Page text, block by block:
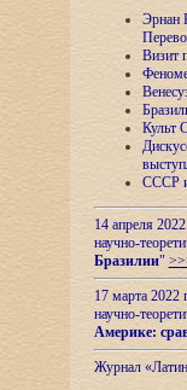
Эрнан
Визит
Культ
СССР и
14 апреля
научно-
Бразилии"
17 марта 2022
научно-
Америке:
Журнал